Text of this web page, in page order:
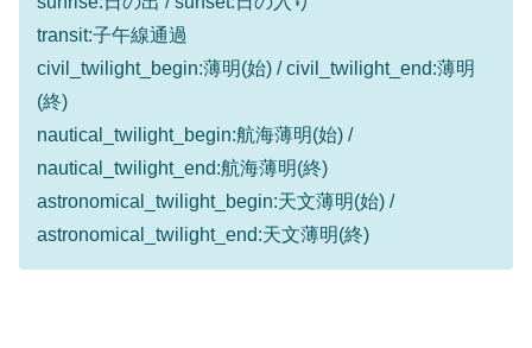
transit:子午線通過
civil_twilight_begin:薄明(始) / civil_twilight_end:薄明
(終)
nautical_twilight_begin:航海薄明(始) /
nautical_twilight_end:航海薄明(終)
astronomical_twilight_begin:天文薄明(始) /
astronomical_twilight_end:天文薄明(終)